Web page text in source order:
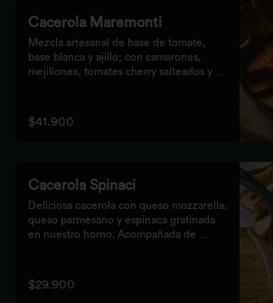
Cacerola Maremonti
Mezcla artesanal de base de tomate,
base blanca y ajillo; con camarones,
mejillones, tomates cherry salteados y
pan focaccia con pesto verde rústico.
$41.900
Cacerola Spinaci
Deliciosa cacerola con queso mozzarella,
queso parmesano y espinaca gratinada
en nuestro horno. Acompañada de
$29.900